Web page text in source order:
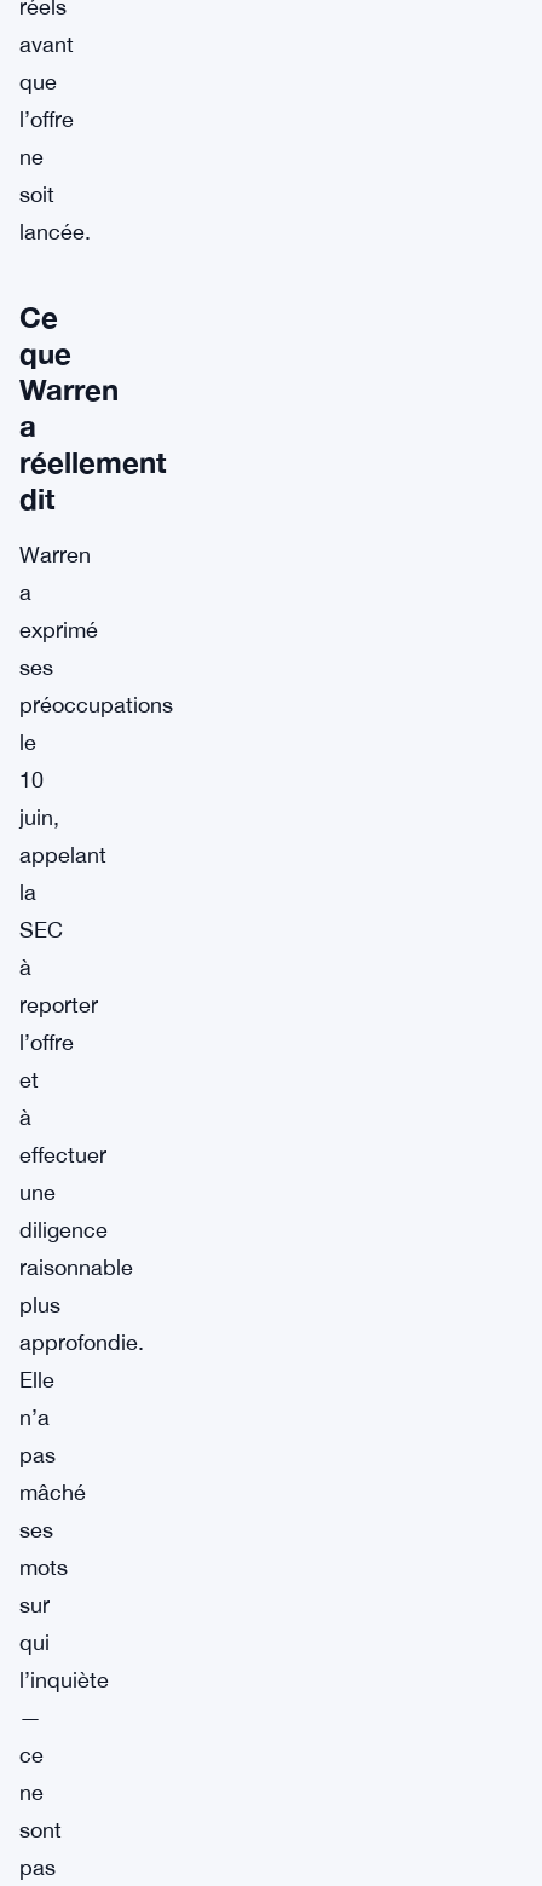
réels
avant
que
l’offre
ne
soit
lancée.
Ce
que
Warren
a
réellement
dit
Warren
a
exprimé
ses
préoccupations
le
10
juin,
appelant
la
SEC
à
reporter
l’offre
et
à
effectuer
une
diligence
raisonnable
plus
approfondie.
Elle
n’a
pas
mâché
ses
mots
sur
qui
l’inquiète
—
ce
ne
sont
pas